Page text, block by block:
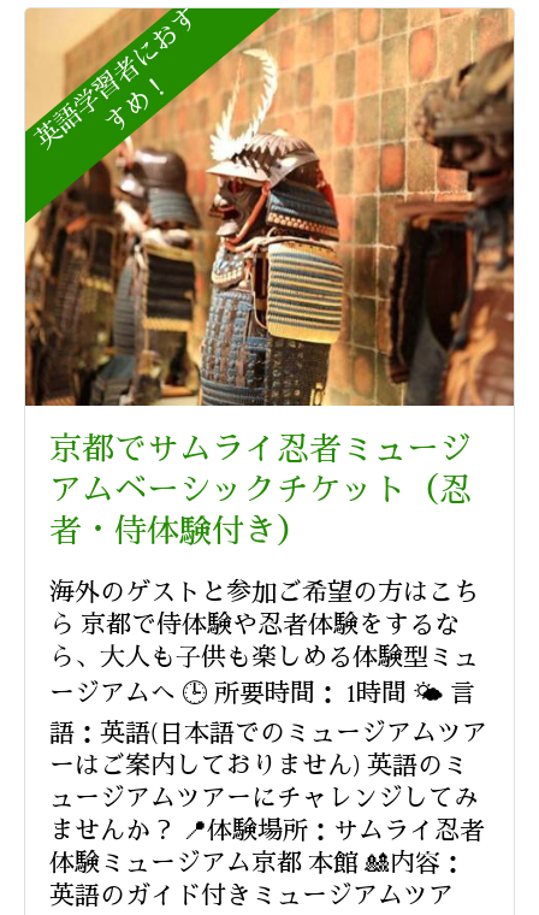
英
語
学
習
者
に
お
す
す
め
！
京都でサムライ忍者ミュージ
アムベーシックチケット（忍
者・侍体験付き）
海外のゲストと参加ご希望の方はこち
ら 京都で侍体験や忍者体験をするな
ら、大人も子供も楽しめる体験型ミュ
ージアムへ 🕒 所要時間： 1時間 🌤️ 言
語：英語(日本語でのミュージアムツア
ーはご案内しておりません) 英語のミ
ュージアムツアーにチャレンジしてみ
ませんか？ 📍体験場所：サムライ忍者
体験ミュージアム京都 本館 🎎内容：
英語のガイド付きミュージアムツア